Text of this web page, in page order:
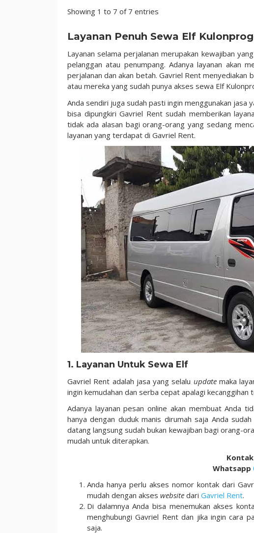
Showing 1 to 7 of 7 entries
Layanan Penuh Sewa Elf
Layanan selama perjalanan merupakan kewajiban
pelanggan atau penumpang. Adanya layanan akan
perjalanan dan akan betah. Gavriel Rent menyediakan
atau mereka yang sudah punya akses sewa Elf
Anda sendiri juga sudah pasti ingin menggunakan jasa
bisa dipungkiri Gavriel Rent sudah memberikan
tidak ada alasan bagi orang-orang yang sedang
layanan yang terdapat di Gavriel Rent.
1. Layanan Untuk Sewa Elf
Gavriel Rent adalah jasa yang selalu updatemaka
ingin kemudahan dan serba cepat apalagi kecanggihan
Adanya layanan pesan online akan membuat Anda
hanya dengan duduk manis dirumah saja Anda
datang langsung sudah bukan kewajiban bagi orang-
mudah untuk diterapkan.
Whatsapp
Anda hanya perlu akses nomor kontak dari
mudah dengan akses website dari Gavriel Rent.
Di dalamnya Anda bisa menemukan akses
menghubungi Gavriel Rent dan jika ingin cara
saja.